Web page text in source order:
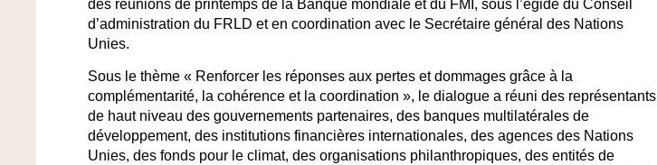
des réunions de printemps de la Banque mondiale et du FMI, sous l’égide du Conseil
d’administration du FRLD et en coordination avec le Secrétaire général des Nations
Unies.
Sous le thème « Renforcer les réponses aux pertes et dommages grâce à la
complémentarité, la cohérence et la coordination », le dialogue a réuni des représentants
de haut niveau des gouvernements partenaires, des banques multilatérales de
développement, des institutions financières internationales, des agences des Nations
Unies, des fonds pour le climat, des organisations philanthropiques, des entités de